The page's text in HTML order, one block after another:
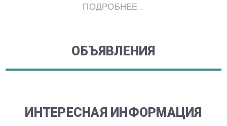
ПОДРОБНЕЕ ...
ОБЪЯВЛЕНИЯ
ИНТЕРЕСНАЯ ИНФОРМАЦИЯ